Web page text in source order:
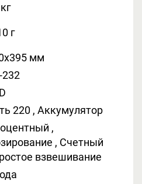
г
мм
232
220 , Аккумулятор
,
, Счетный
взвешивание